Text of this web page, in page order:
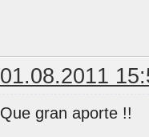
01.08.2011
Que gran aporte !!